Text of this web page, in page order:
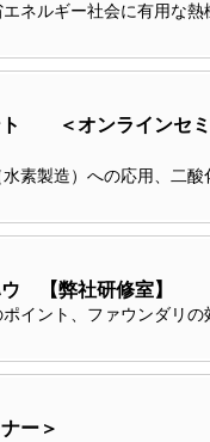
ネルギー社会に有用な熱
ト ＜オンラインセミ
素製造）への応用、二酸
【弊社研修室】
イント、ファウンダリの
ー＞